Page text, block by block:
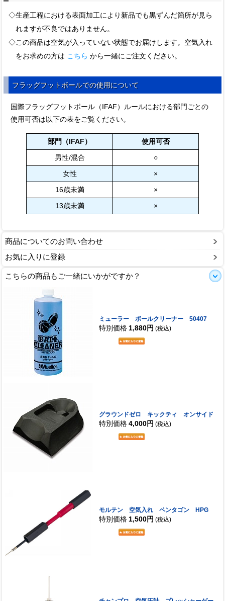
◇生産工程における表面加工により新品でも黒ずんだ箇所が見ら
れますが不良ではありません。
◇この商品は空気が入っていない状態でお届けします。空気入れ
をお求めの方は こちら から一緒にご注文ください。
フラッグフットボールでの使用について
国際フラッグフットボール（IFAF）ルールにおける部門ごとの
使用可否は以下の表をご覧ください。
部門（IFAF）
使用可否
男性/混合
○
女性
×
16歳未満
×
13歳未満
×
商品についてのお問い合わせ
お気に入りに登録
こちらの商品もご一緒にいかがですか？
ミューラー ボールクリーナー 50407
特別価格 1,880円 (税込)
グラウンドゼロ キックティ オンサイド
特別価格 4,000円 (税込)
モルテン 空気入れ ペンタゴン HPG
特別価格 1,500円 (税込)